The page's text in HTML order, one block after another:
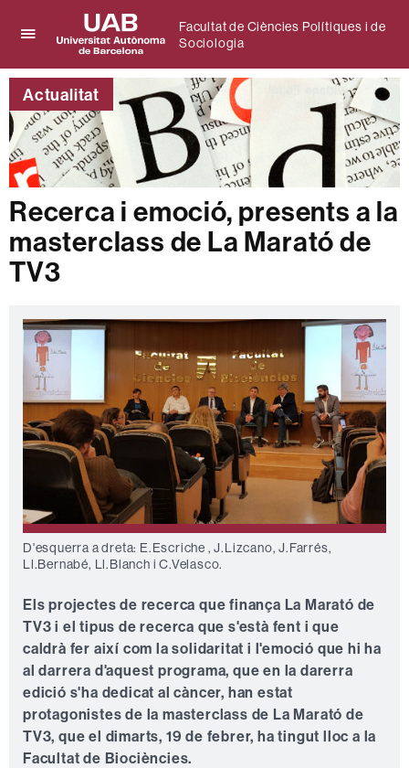
per
desplegar
el
menú
de
Facultat
de
Polítiques
i
de
Sociologia
Universitat
Autònoma
de
Barcelona
Facultat de Ciències Polítiques i de
Sociologia
Actualitat
Recerca i emoció, presents a la
masterclass de La Marató de
TV3
D'esquerra a dreta: E.Escriche , J.Lizcano, J.Farrés,
Ll.Bernabé, Ll.Blanch i C.Velasco.
Els projectes de recerca que finança La Marató de
TV3 i el tipus de recerca que s'està fent i que
caldrà fer així com la solidaritat i l'emoció que hi ha
al darrera d'aquest programa, que en la darerra
edició s'ha dedicat al càncer, han estat
protagonistes de la masterclass de La Marató de
TV3, que el dimarts, 19 de febrer, ha tingut lloc a la
Facultat de Biociències.